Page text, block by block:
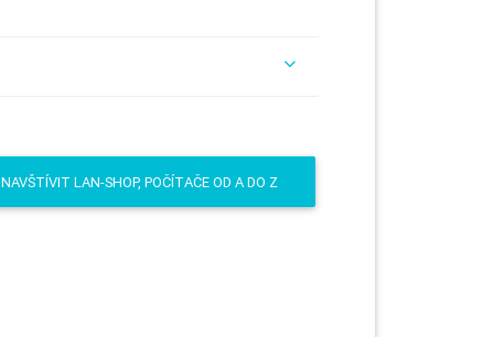
NAVŠTÍVIT LAN-SHOP, POČÍTAČE OD A DO Z